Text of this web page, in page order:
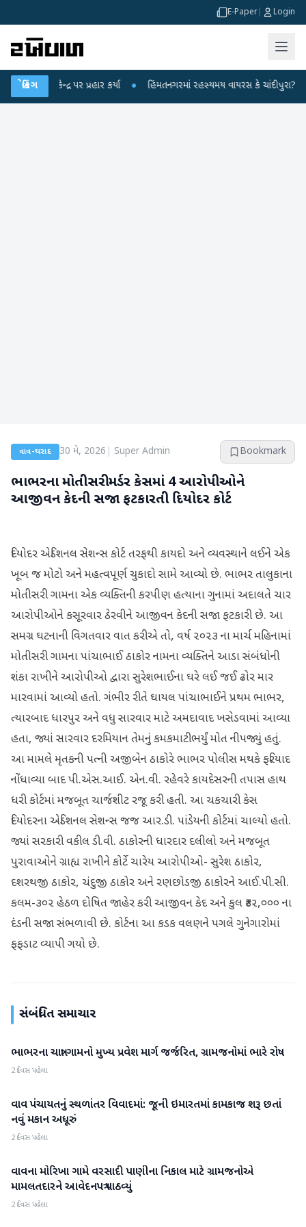
E-Paper Login
બ્રેકિંગ
કેન્દ્ર પર પ્રહાર કર્યા ● હિંમતનગરમાં રહસ્યમય વાયરસ કે ચાંદીપુરા? 6 બાળકોના
વાવ-થરાદ 30 મે, 2026 Super Admin Bookmark
ભાભરના મોતીસરી મર્ડર કેસમાં 4 આરોપીઓને
આજીવન કેદની સજા ફટકારતી દિયોદર કોર્ટ
દિયોદર એડિશનલ સેશન્સ કોર્ટ તરફથી કાયદો અને વ્યવસ્થાને લઈને એક
ખૂબ જ મોટો અને મહત્વપૂર્ણ ચુકાદો સામે આવ્યો છે. ભાભર તાલુકાના
મોતીસરી ગામના એક વ્યક્તિની કરપીણ હત્યાના ગુનામાં અદાલતે ચાર
આરોપીઓને કસૂરવાર ઠેરવીને આજીવન કેદની સજા ફટકારી છે. આ
સમગ્ર ઘટનાની વિગતવાર વાત કરીએ તો, વર્ષ ૨૦૨૩ ના માર્ચ મહિનામાં
મોતીસરી ગામના પાંચાભાઈ ઠાકોર નામના વ્યક્તિને આડા સંબંધોની
શંકા રાખીને આરોપીઓ દ્વારા સુરેશભાઈના ઘરે લઈ જઈ ઢોર માર
મારવામાં આવ્યો હતો. ગંભીર રીતે ઘાયલ પાંચાભાઈને પ્રથમ ભાભર,
ત્યારબાદ ધારપુર અને વધુ સારવાર માટે અમદાવાદ ખસેડવામાં આવ્યા
હતા, જ્યાં સારવાર દરમિયાન તેમનું કમકમાટીભર્યું મોત નીપજ્યું હતું.
આ મામલે મૃતકની પત્ની અજીબેન ઠાકોરે ભાભર પોલીસ મથકે ફરિયાદ
નોંધાવ્યા બાદ પી.એસ.આઈ. એન.વી. રહેવરે કાયદેસરની તપાસ હાથ
ધરી કોર્ટમાં મજબૂત ચાર્જશીટ રજૂ કરી હતી. આ ચકચારી કેસ
દિયોદરના એડિશનલ સેશન્સ જજ આર.ડી. પાંડેયની કોર્ટમાં ચાલ્યો હતો.
જ્યાં સરકારી વકીલ ડી.વી. ઠાકોરની ધારદાર દલીલો અને મજબૂત
પુરાવાઓને ગ્રાહ્ય રાખીને કોર્ટે ચારેય આરોપીઓ- સુરેશ ઠાકોર,
દશરથજી ઠાકોર, ચંદુજી ઠાકોર અને રણછોડજી ઠાકોરને આઈ.પી.સી.
કલમ-૩૦૨ હેઠળ દોષિત જાહેર કરી આજીવન કેદ અને કુલ ₹૩૨,૦૦૦ ના
દંડની સજા સંભળાવી છે. કોર્ટના આ કડક વલણને પગલે ગુનેગારોમાં
ફફડાટ વ્યાપી ગયો છે.
સંબંધિત સમાચાર
વાવ-થરાદ
ભાભરના ચાત્રા ગામનો મુખ્ય પ્રવેશ માર્ગ જર્જરિત, ગ્રામજનોમાં ભારે રોષ
2 દિવસ પહેલા
વાવ-થરાદ
વાવ પંચાયતનું સ્થળાંતર વિવાદમાં: જૂની ઇમારતમાં કામકાજ શરૂ છતાં
નવું મકાન અધૂરું
2 દિવસ પહેલા
વાવ-થરાદ
વાવના મોરિખા ગામે વરસાદી પાણીના નિકાલ માટે ગ્રામજનોએ
મામલતદારને આવેદનપત્ર પાઠવ્યું
2 દિવસ પહેલા